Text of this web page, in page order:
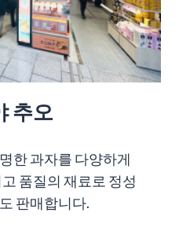
추오
한 과자를 다양하게
품질의 재료로 정성
판매합니다.